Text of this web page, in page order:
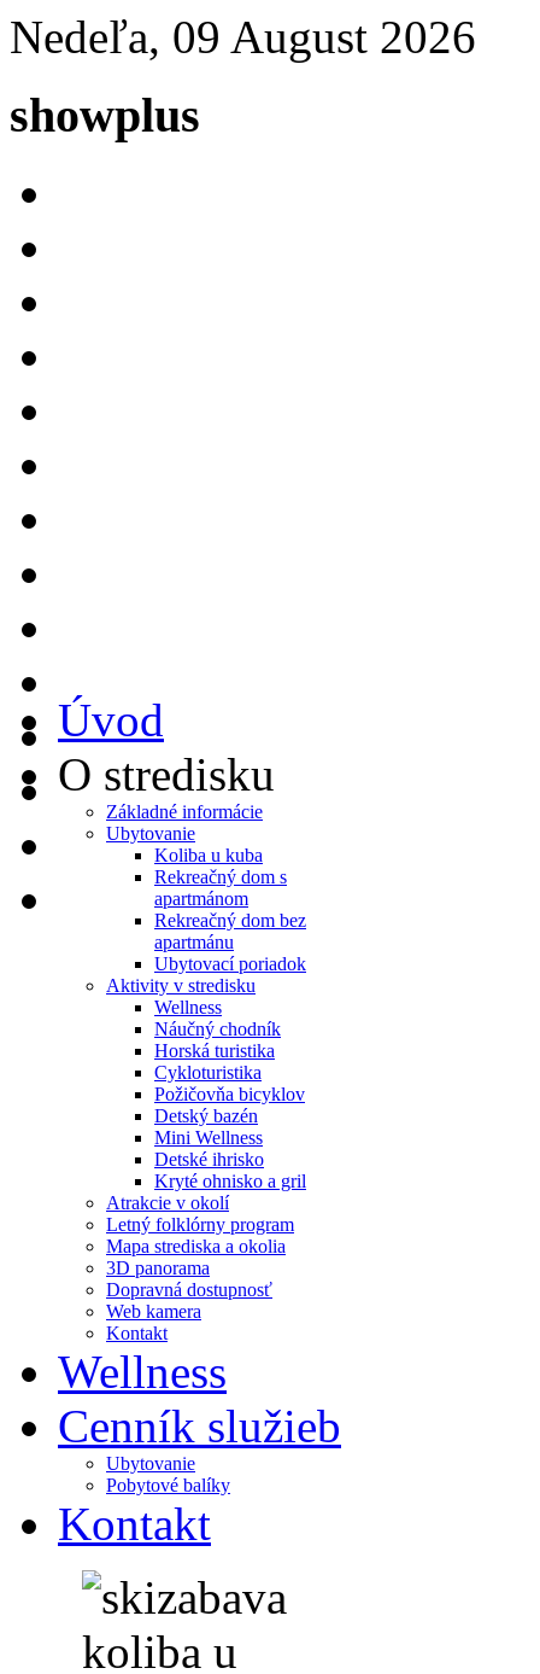
Nedeľa, 09 August 2026
showplus
Úvod
O stredisku
Základné informácie
Ubytovanie
Koliba u kuba
Rekreačný dom s
apartmánom
Rekreačný dom bez
apartmánu
Ubytovací poriadok
Aktivity v stredisku
Wellness
Náučný chodník
Horská turistika
Cykloturistika
Požičovňa bicyklov
Detský bazén
Mini Wellness
Detské ihrisko
Kryté ohnisko a gril
Atrakcie v okolí
Letný folklórny program
Mapa strediska a okolia
3D panorama
Dopravná dostupnosť
Web kamera
Kontakt
Wellness
Cenník služieb
Ubytovanie
Pobytové balíky
Kontakt